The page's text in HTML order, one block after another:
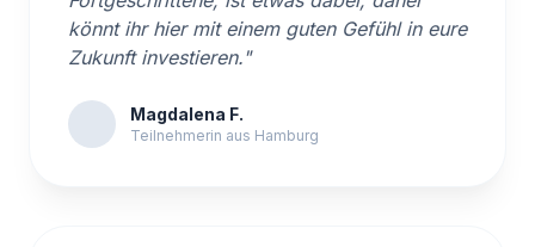
könnt ihr hier mit einem guten Gefühl in eure
Zukunft investieren."
Magdalena F.
Teilnehmerin aus Hamburg